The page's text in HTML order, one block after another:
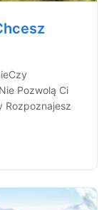
Pozwolą Ci
Rozpoznajesz